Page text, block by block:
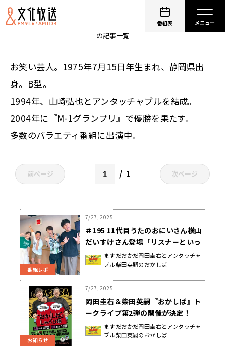
番組表
アンタッチャブル 柴田英嗣
の記事一覧
お笑い芸人。1975年7月15日年生まれ、静岡県出
身。B型。
1994年、山崎弘也とアンタッチャブルを結成。
2004年に『M-1グランプリ』で優勝を果たす。
多数のバラエティ番組に出演中。
前ページ 1 次ページ
番組レポ
7/27, 2025
＃195 11代目うたのおにいさん横山
だいすけさん登場「リスナーといっ
しょ」になった日曜地獄
ますだおかだ岡田圭右とアンタッチャ
ブル柴田英嗣のおかしば
お知らせ
7/27, 2025
岡田圭右＆柴田英嗣『おかしば』ト
ークライブ第2弾の開催が決定！
「おかしばのしゃべり場」11月23日
（日・祝）開催
ますだおかだ岡田圭右とアンタッチャ
ブル柴田英嗣のおかしば